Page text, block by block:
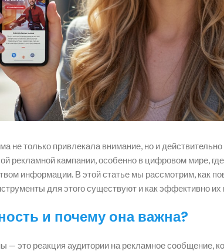
не только привлекала внимание, но и
рекламной кампании, особенно в цифровом мире,
информации. В этой статье мы рассмотрим, как
для этого существуют и как эффективно их
и почему она важна?
— это реакция аудитории на рекламное сообщение,